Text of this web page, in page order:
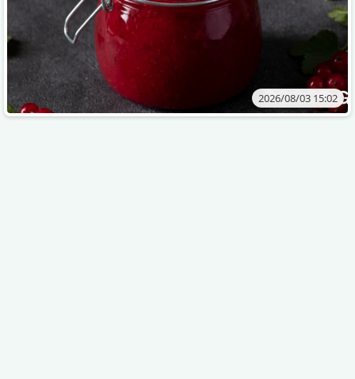
2026/08/03 15:02